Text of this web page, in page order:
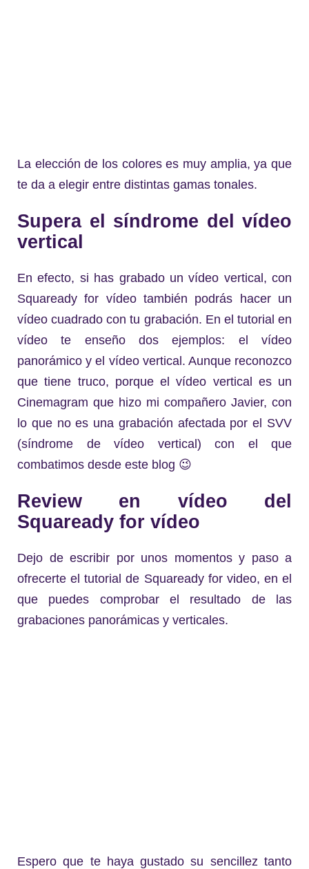
La elección de los colores es muy amplia, ya que
te da a elegir entre distintas gamas tonales.
Supera el síndrome del vídeo
vertical
En efecto, si has grabado un vídeo vertical, con
Squaready for vídeo también podrás hacer un
vídeo cuadrado con tu grabación. En el tutorial en
vídeo te enseño dos ejemplos: el vídeo
panorámico y el vídeo vertical. Aunque reconozco
que tiene truco, porque el vídeo vertical es un
Cinemagram que hizo mi compañero Javier, con
lo que no es una grabación afectada por el SVV
(síndrome de vídeo vertical) con el que
combatimos desde este blog 😉
Review en vídeo del
Squaready for vídeo
Dejo de escribir por unos momentos y paso a
ofrecerte el tutorial de Squaready for video, en el
que puedes comprobar el resultado de las
grabaciones panorámicas y verticales.
Espero que te haya gustado su sencillez tanto